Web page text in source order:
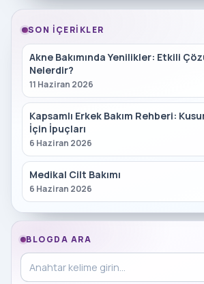
SON İÇERIKLER
Akne Bakımında Yenilikler: Etkili
Nelerdir?
11 Haziran 2026
Kapsamlı Erkek Bakım Rehberi:
İçin İpuçları
6 Haziran 2026
Medikal Cilt Bakımı
6 Haziran 2026
BLOGDA ARA
Blog içinde ara